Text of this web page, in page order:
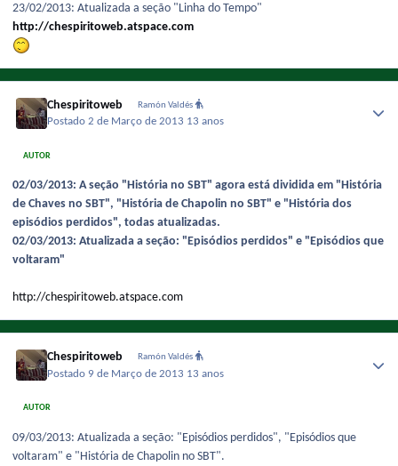
23/02/2013: Atualizada a seção "Linha do Tempo"
http://chespiritoweb.atspace.com
Chespiritoweb Ramón Valdés
Postado2 de Março de 2013 13 anos
AUTOR
02/03/2013: A seção "História no SBT" agora está dividida em "História
de Chaves no SBT", "História de Chapolin no SBT" e "História dos
episódios perdidos", todas atualizadas.
02/03/2013: Atualizada a seção: "Episódios perdidos" e "Episódios que
voltaram"
http://chespiritoweb.atspace.com
Chespiritoweb Ramón Valdés
Postado 9 de Março de 2013 13 anos
AUTOR
09/03/2013: Atualizada a seção: "Episódios perdidos", "Episódios que
voltaram" e "História de Chapolin no SBT".